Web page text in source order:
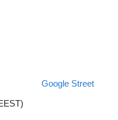
Google Street